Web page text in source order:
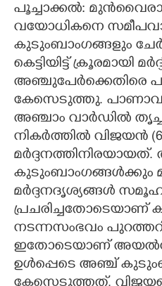
LITERATURE
ZOOM
CONTACT US
പൂച്ചാക്കൽ:
വയോധികനെ
കുടുംബാംഗങ്ങളും
കെട്ടിയിട്ട് ക്രൂരമായി
അഞ്ചുപേർക്കെതിരെ
കേസെടുത്തു.
അഞ്ചാം വാർഡിൽ
നികർത്തിൽ വിജയൻ
കുടുംബാംഗങ്ങൾക്കും
മർദ്ദനദൃശ്യങ്ങൾ
പ്രചരിച്ചതോടെയാണ്
നടന്നസംഭവം
ഇതോടെയാണ്​
ഉൾപ്പെടെ അഞ്ച്